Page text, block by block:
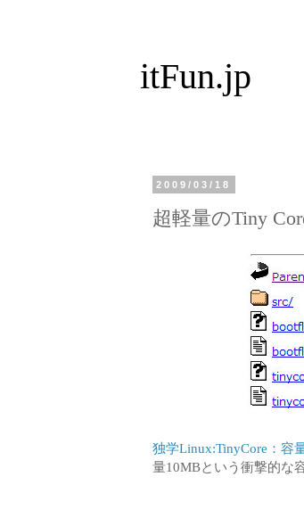
itFun.jp
2009/03/18
超軽量のTiny
独学Linux:TinyCore：容
量10MBという衝撃的な